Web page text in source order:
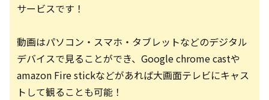
サービスです！
動画はパソコン・スマホ・タブレットなどのデジタル
デバイスで見ることができ、Google chrome castや
amazon Fire stickなどがあれば大画面テレビにキャス
トして観ることも可能！